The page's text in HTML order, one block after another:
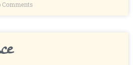
Comments